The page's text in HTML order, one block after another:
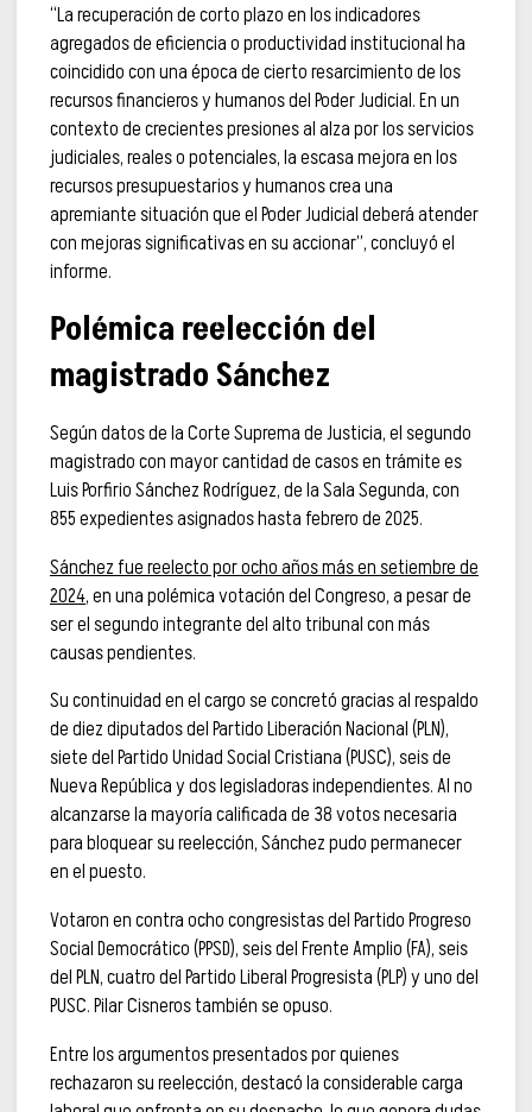
“La recuperación de corto plazo en los indicadores
agregados de eficiencia o productividad institucional ha
coincidido con una época de cierto resarcimiento de los
recursos financieros y humanos del Poder Judicial. En un
contexto de crecientes presiones al alza por los servicios
judiciales, reales o potenciales, la escasa mejora en los
recursos presupuestarios y humanos crea una
apremiante situación que el Poder Judicial deberá atender
con mejoras significativas en su accionar”, concluyó el
informe.
Polémica reelección del
magistrado Sánchez
Según datos de la Corte Suprema de Justicia, el segundo
magistrado con mayor cantidad de casos en trámite es
Luis Porfirio Sánchez Rodríguez, de la Sala Segunda, con
855 expedientes asignados hasta febrero de 2025.
Sánchez fue reelecto por ocho años más en setiembre de
2024, en una polémica votación del Congreso, a pesar de
ser el segundo integrante del alto tribunal con más
causas pendientes.
Su continuidad en el cargo se concretó gracias al respaldo
de diez diputados del Partido Liberación Nacional (PLN),
siete del Partido Unidad Social Cristiana (PUSC), seis de
Nueva República y dos legisladoras independientes. Al no
alcanzarse la mayoría calificada de 38 votos necesaria
para bloquear su reelección, Sánchez pudo permanecer
en el puesto.
Votaron en contra ocho congresistas del Partido Progreso
Social Democrático (PPSD), seis del Frente Amplio (FA), seis
del PLN, cuatro del Partido Liberal Progresista (PLP) y uno del
PUSC. Pilar Cisneros también se opuso.
Entre los argumentos presentados por quienes
rechazaron su reelección, destacó la considerable carga